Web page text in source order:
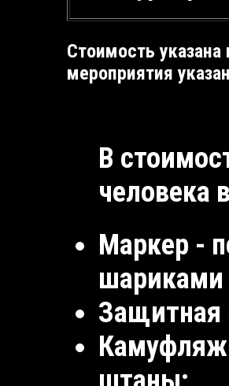
Стоимость
мероприятия
В
человека
Маркер -
шариками
Защитная